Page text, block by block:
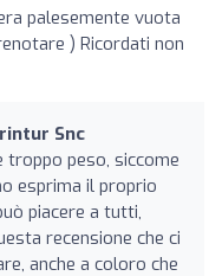
palesemente vuota
) Ricordati non
Snc
troppo peso, siccome
esprima il proprio
piacere a tutti,
recensione che ci
anche a coloro che